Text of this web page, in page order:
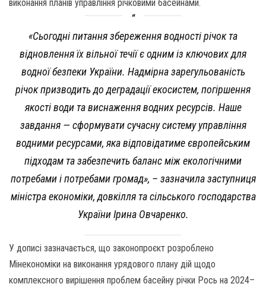
виконання планів управління річковими басейнами.
«Сьогодні питання збереження водності річок та
відновлення їх вільної течії є одним із ключових для
водної безпеки України. Надмірна зарегульованість
річок призводить до деградації екосистем, погіршення
якості води та виснаження водних ресурсів. Наше
завдання — сформувати сучасну систему управління
водними ресурсами, яка відповідатиме європейським
підходам та забезпечить баланс між екологічними
потребами і потребами громад», – зазначила заступниця
міністра економіки, довкілля та сільського господарства
України Ірина Овчаренко.
У дописі зазначається, що законопроєкт розроблено
Мінекономіки на виконання урядового плану дій щодо
комплексного вирішення проблем басейну річки Рось на 2024–